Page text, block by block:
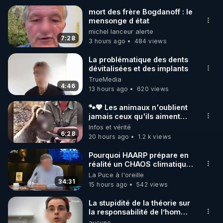
🌱 INSTAGRAM
https://www.instagram.com/rdlr_thierrycasasnovas/
http://rgnr.li/instagram
🌱 LA NEWSLETTER
Pour ne pas rater l’actualité RGNR (stages,
http://rgnr.li/news
🌱 VIDÉOS NON CENSURÉES SUR ODYSEE
Toutes les vidéos Youtube sont aussi sur la
http://rgnr.li/odysee
🌱 LES STAGES EN PRÉSENTIEL
7:28
mort des frère Bogdanoff : le
mensonge d état
michel lanceur alerte
3 hours ago
484 views
4:46
La problématique des dents
dévitalisées et des implants
TrueMedia
13 hours ago
620 views
6:28
🐾💖 Les animaux n'oublient
jamais ceux qu'ils aiment…
🥹❤️
Infos et vérité
20 hours ago
1.2 k views
34:31
Pourquoi HAARP prépare en
réalité un CHAOS climatique,
on répond
La Puce à l'oreille
15 hours ago
542 views
La stupidité de la théorie sur
la responsabilité de l’homme
concernant le dioxyde de